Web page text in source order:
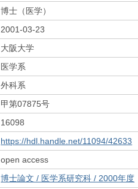
博士（医学）
2001-03-23
大阪大学
医学系
外科系
甲第07875号
16098
https://hdl.handle.net/11094/42633
open access
博士論文 / 医学系研究科 / 2000年度